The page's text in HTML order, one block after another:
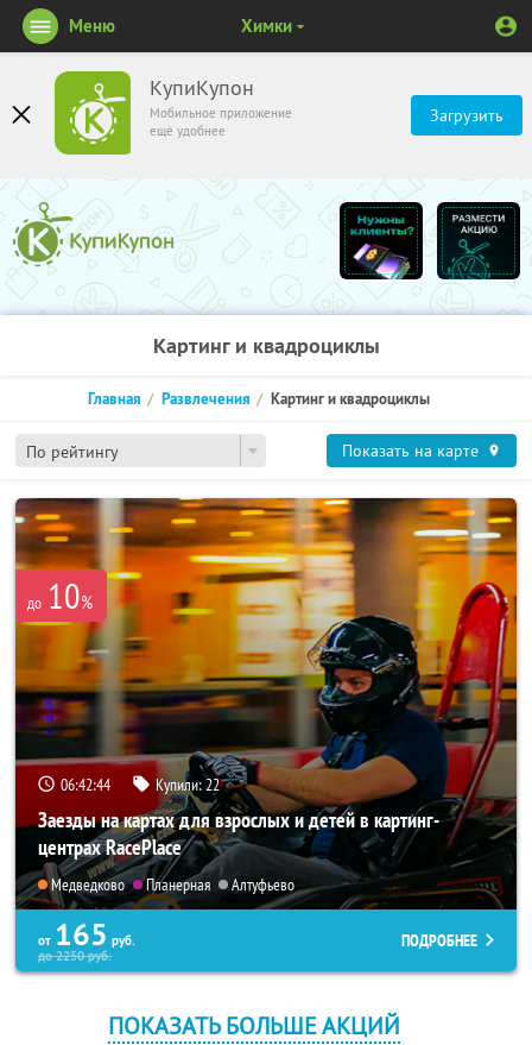
КупиКупон
Мобильное приложение
ещё удобнее
Загрузить
Меню Химки
Картинг и квадроциклы
По рейтингу
Главная Развлечения Картинг и квадроциклы
Показать на карте
до 10%
06:42:43 Купили:22
Заезды на картах для взрослых и детей в картинг-
центрах RacePlace
Медведково Планерная Алтуфьево
от 165 руб.
до2250руб.
ПОДРОБНЕЕ
ПОКАЗАТЬ БОЛЬШЕ АКЦИЙ